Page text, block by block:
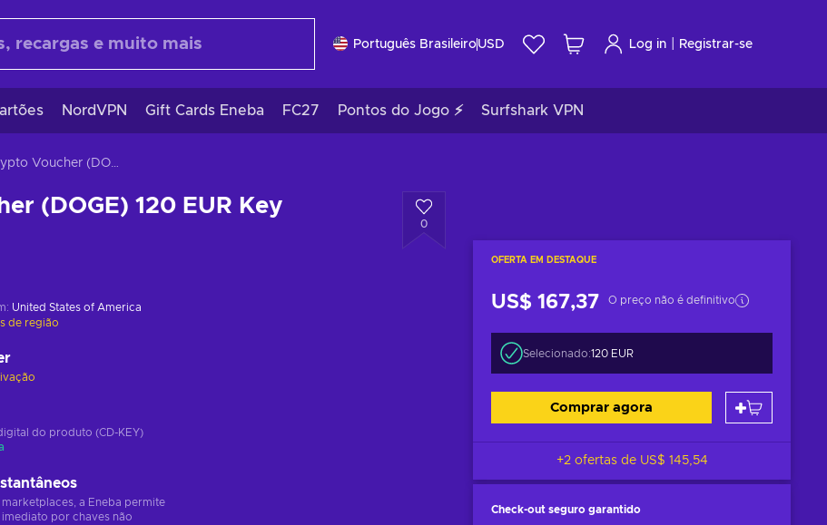
Português BrasileiroUSD Log in Registrar-se
NordVPN Gift Cards Eneba FC27 Pontos do Jogo ⚡ Surfshark VPN
Crypto Voucher (DOGE) 120 EUR Key GLOBAL
(DOGE) 120 EUR Key
0
OFERTA EM DESTAQUE
US$ 167,37 O preço não é definitivo
Selecionado:120 EUR
Comprar agora
+2 ofertas de US$ 145,54
Check-out seguro garantido
United States of America
de região
do produto (CD-KEY)
a Eneba permite
por chaves não